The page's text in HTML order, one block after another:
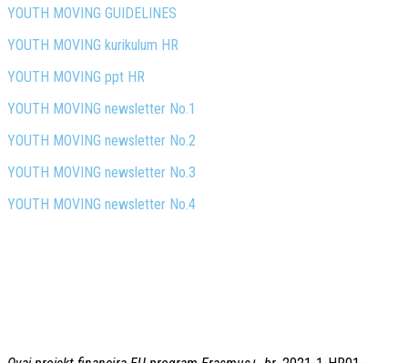
YOUTH MOVING GUIDELINES
YOUTH MOVING kurikulum HR
YOUTH MOVING ppt HR
YOUTH MOVING newsletter No.1
YOUTH MOVING newsletter No.2
YOUTH MOVING newsletter No.3
YOUTH MOVING newsletter No.4